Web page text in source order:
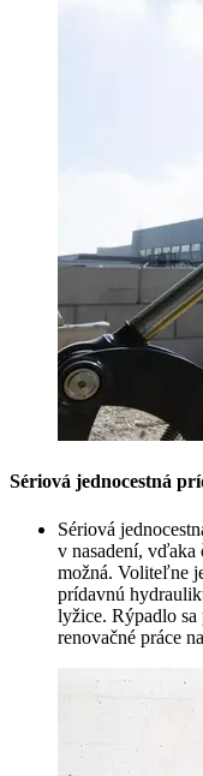
Sériová jednocestná
Sériová
v nasadení,
možná. Voliteľne
prídavnú
lyžice. Rýpadlo sa
renovačné práce